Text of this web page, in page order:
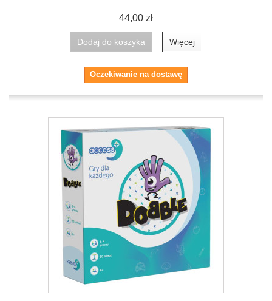
44,00 zł
Dodaj do koszyka Więcej
Oczekiwanie na dostawę